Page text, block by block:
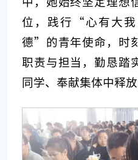
位，践行“心有大我
德”的青年使命，时
职责与担当，勤恳踏
同学、奉献集体中释放